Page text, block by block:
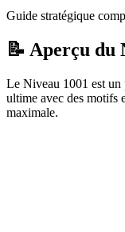
Guide stratégique
📝 Aperçu du
Le Niveau 1001 est un
ultime avec des motifs
maximale.